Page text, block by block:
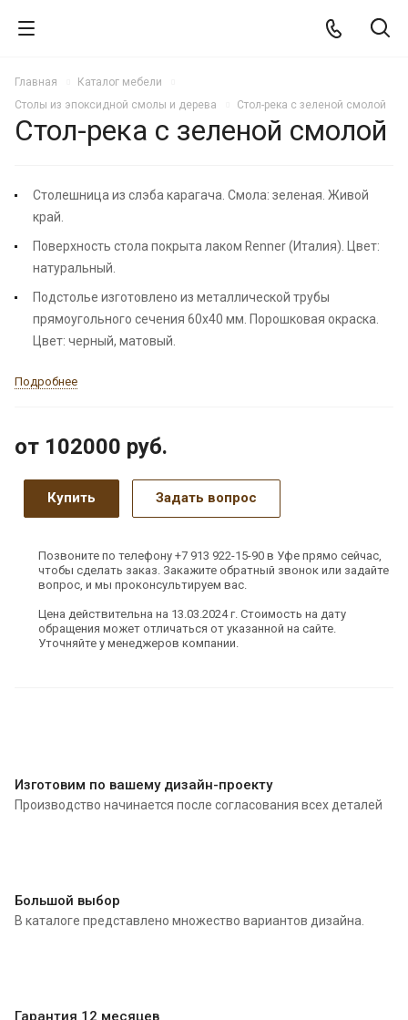
Главная
Каталог мебели
Столы из эпоксидной смолы и дерева
Стол-река с зеленой смолой
Стол-река с зеленой смолой
Столешница из слэба карагача. Смола: зеленая. Живой
край.
Поверхность стола покрыта лаком Renner (Италия). Цвет:
натуральный.
Подстолье изготовлено из металлической трубы
прямоугольного сечения 60х40 мм. Порошковая окраска.
Цвет: черный, матовый.
Подробнее
от 102000 руб.
Купить Задать вопрос
Позвоните по телефону +7 913 922-15-90 в Уфе прямо сейчас,
чтобы сделать заказ. Закажите обратный звонок или задайте
вопрос, и мы проконсультируем вас.
Цена действительна на 13.03.2024 г. Стоимость на дату
обращения может отличаться от указанной на сайте.
Уточняйте у менеджеров компании.
Изготовим по вашему дизайн-проекту
Производство начинается после согласования всех деталей
Большой выбор
В каталоге представлено множество вариантов дизайна.
Гарантия 12 месяцев